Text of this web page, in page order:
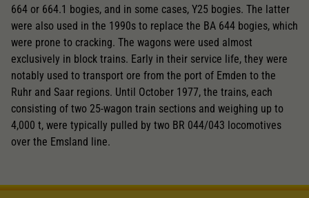
664 or 664.1 bogies, and in some cases, Y25 bogies. The latter
were also used in the 1990s to replace the BA 644 bogies, which
were prone to cracking. The wagons were used almost
exclusively in block trains. Early in their service life, they were
notably used to transport ore from the port of Emden to the
Ruhr and Saar regions. Until October 1977, the trains, each
consisting of two 25-wagon train sections and weighing up to
4,000 t, were typically pulled by two BR 044/043 locomotives
over the Emsland line.